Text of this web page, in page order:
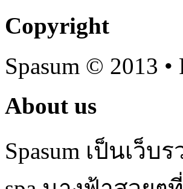
Copyright
Spasum © 2013 •
About us
Spasum เป็นเว็บร